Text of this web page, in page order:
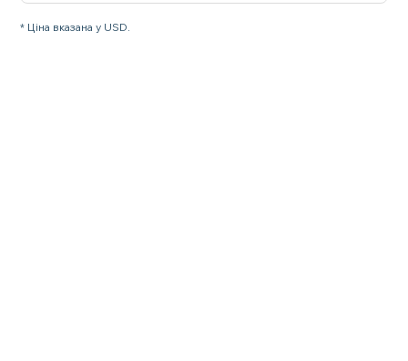
* Ціна вказана у USD.